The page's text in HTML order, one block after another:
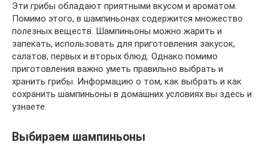
Эти грибы обладают приятными вкусом и ароматом.
Помимо этого, в шампиньонах содержится множество
полезных веществ. Шампиньоны можно жарить и
запекать, использовать для приготовления закусок,
салатов, первых и вторых блюд. Однако помимо
приготовления важно уметь правильно выбрать и
хранить грибы. Информацию о том, как выбрать и как
сохранить шампиньоны в домашних условиях вы здесь и
узнаете.
Выбираем шампиньоны